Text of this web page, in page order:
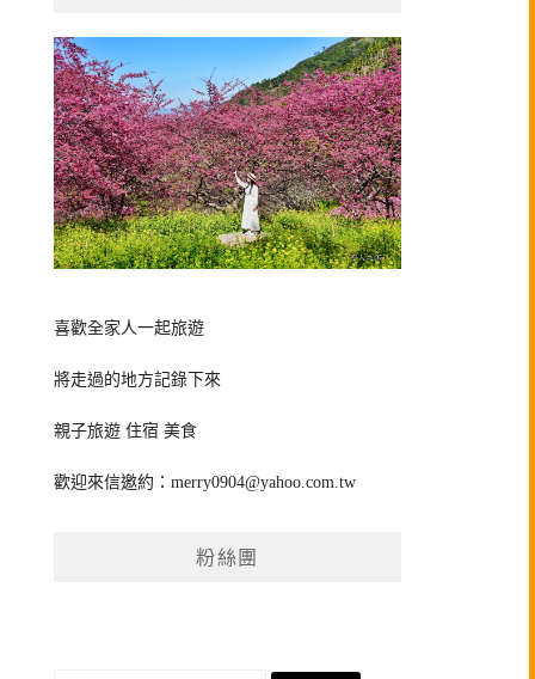
喜歡全家人一起旅遊
將走過的地方記錄下來
親子旅遊 住宿 美食
歡迎來信邀約：merry0904@yahoo.com.tw
粉絲團